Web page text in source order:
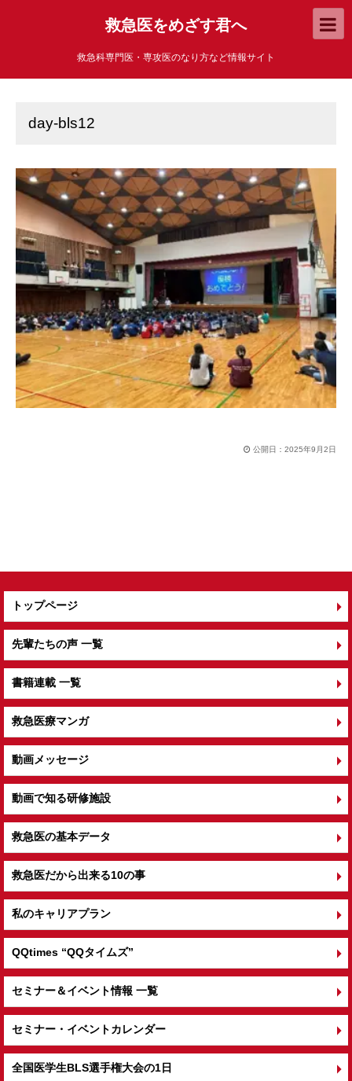
救急医をめざす君へ
救急科専門医・専攻医のなり方など情報サイト
day-bls12
公開日： 2025年9月2日
トップページ
先輩たちの声 一覧
書籍連載 一覧
救急医療マンガ
動画メッセージ
動画で知る研修施設
救急医の基本データ
救急医だから出来る10の事
私のキャリアプラン
QQtimes “QQタイムズ”
セミナー＆イベント情報 一覧
セミナー・イベントカレンダー
全国医学生BLS選手権大会の1日